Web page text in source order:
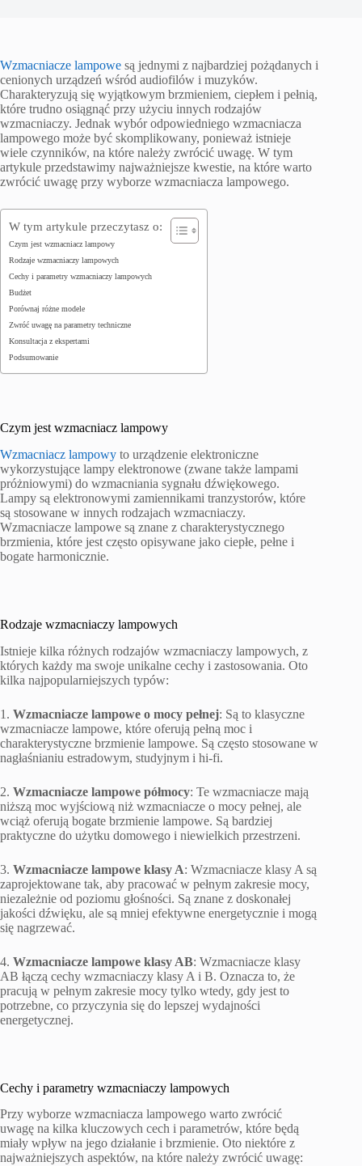
Wzmacniacze lampowe są jednymi z najbardziej pożądanych i
cenionych urządzeń wśród audiofilów i muzyków.
Charakteryzują się wyjątkowym brzmieniem, ciepłem i pełnią,
które trudno osiągnąć przy użyciu innych rodzajów
wzmacniaczy. Jednak wybór odpowiedniego wzmacniacza
lampowego może być skomplikowany, ponieważ istnieje
wiele czynników, na które należy zwrócić uwagę. W tym
artykule przedstawimy najważniejsze kwestie, na które warto
zwrócić uwagę przy wyborze wzmacniacza lampowego.
W tym artykule przeczytasz o:
Czym jest wzmacniacz lampowy
Rodzaje wzmacniaczy lampowych
Cechy i parametry wzmacniaczy lampowych
Budżet
Porównaj różne modele
Zwróć uwagę na parametry techniczne
Konsultacja z ekspertami
Podsumowanie
Czym jest wzmacniacz lampowy
Wzmacniacz lampowy to urządzenie elektroniczne
wykorzystujące lampy elektronowe (zwane także lampami
próżniowymi) do wzmacniania sygnału dźwiękowego.
Lampy są elektronowymi zamiennikami tranzystorów, które
są stosowane w innych rodzajach wzmacniaczy.
Wzmacniacze lampowe są znane z charakterystycznego
brzmienia, które jest często opisywane jako ciepłe, pełne i
bogate harmonicznie.
Rodzaje wzmacniaczy lampowych
Istnieje kilka różnych rodzajów wzmacniaczy lampowych, z
których każdy ma swoje unikalne cechy i zastosowania. Oto
kilka najpopularniejszych typów:
1. Wzmacniacze lampowe o mocy pełnej: Są to klasyczne
wzmacniacze lampowe, które oferują pełną moc i
charakterystyczne brzmienie lampowe. Są często stosowane w
nagłaśnianiu estradowym, studyjnym i hi-fi.
2. Wzmacniacze lampowe półmocy: Te wzmacniacze mają
niższą moc wyjściową niż wzmacniacze o mocy pełnej, ale
wciąż oferują bogate brzmienie lampowe. Są bardziej
praktyczne do użytku domowego i niewielkich przestrzeni.
3. Wzmacniacze lampowe klasy A: Wzmacniacze klasy A są
zaprojektowane tak, aby pracować w pełnym zakresie mocy,
niezależnie od poziomu głośności. Są znane z doskonałej
jakości dźwięku, ale są mniej efektywne energetycznie i mogą
się nagrzewać.
4. Wzmacniacze lampowe klasy AB: Wzmacniacze klasy
AB łączą cechy wzmacniaczy klasy A i B. Oznacza to, że
pracują w pełnym zakresie mocy tylko wtedy, gdy jest to
potrzebne, co przyczynia się do lepszej wydajności
energetycznej.
Cechy i parametry wzmacniaczy lampowych
Przy wyborze wzmacniacza lampowego warto zwrócić
uwagę na kilka kluczowych cech i parametrów, które będą
miały wpływ na jego działanie i brzmienie. Oto niektóre z
najważniejszych aspektów, na które należy zwrócić uwagę: